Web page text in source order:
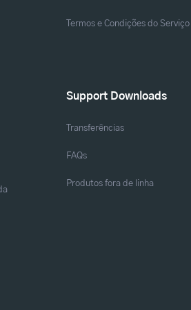
Termos e Condições do Serviço
Support Downloads
Transferências
FAQs
Produtos fora de linha